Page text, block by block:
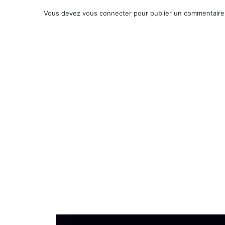
Vous devez vous connecter pour publier un